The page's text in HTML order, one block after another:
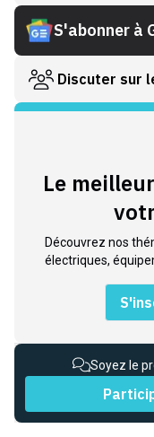
S'abonner à
Discuter sur
Le
Découvrez nos
électriques,
Soyez le